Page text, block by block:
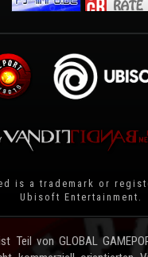
is a trademark or
Ubisoft Entertainment .
Teil von GLOBAL